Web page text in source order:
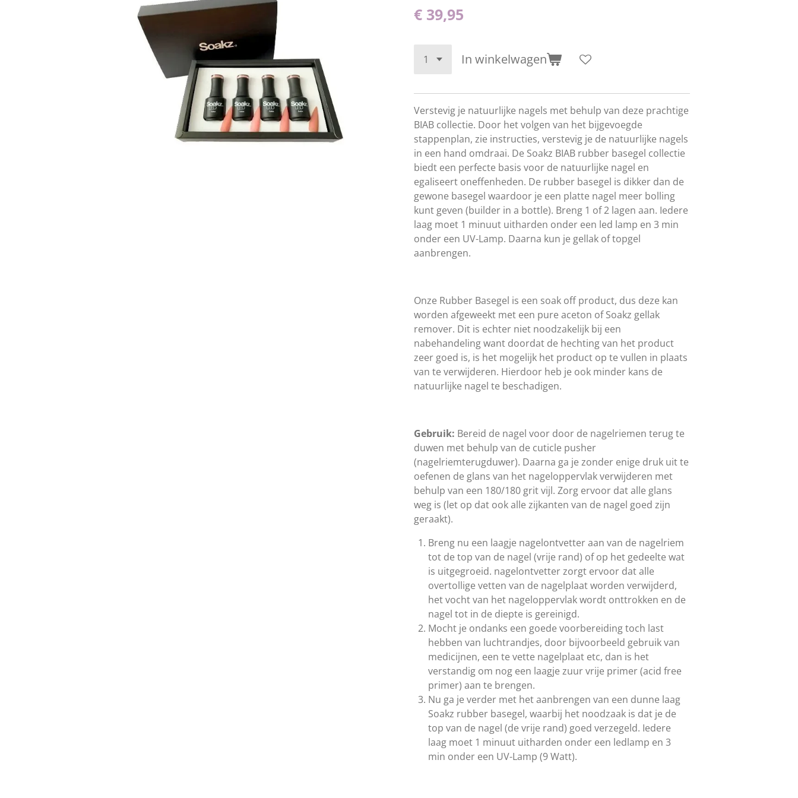
€ 39,95
In winkelwagen
Verstevig je natuurlijke nagels met behulp van deze prachtige
BIAB collectie. Door het volgen van het bijgevoegde
stappenplan, zie instructies, verstevig je de natuurlijke nagels
in een hand omdraai. De Soakz BIAB rubber basegel collectie
biedt een perfecte basis voor de natuurlijke nagel en
egaliseert oneffenheden. De rubber basegel is dikker dan de
gewone basegel waardoor je een platte nagel meer bolling
kunt geven (builder in a bottle).​ Breng 1 of 2 lagen aan. Iedere
laag moet 1 minuut uitharden onder een led lamp en 3 min
onder een UV-Lamp. Daarna kun je gellak of topgel
aanbrengen.
Onze Rubber Basegel is een soak off product, dus deze kan
worden afgeweekt met een pure aceton of Soakz gellak
remover. Dit is echter niet noodzakelijk bij een
nabehandeling want doordat de hechting van het product
zeer goed is, is het mogelijk het product op te vullen in plaats
van te verwijderen. Hierdoor heb je ook minder kans de
natuurlijke nagel te beschadigen.
Gebruik: Bereid de nagel voor door de nagelriemen terug te
duwen met behulp van de cuticle pusher
(nagelriemterugduwer). Daarna ga je zonder enige druk uit te
oefenen de glans van het nageloppervlak verwijderen met
behulp van een 180/180 grit vijl. Zorg ervoor dat alle glans
weg is (let op dat ook alle zijkanten van de nagel goed zijn
geraakt).
Breng nu een laagje nagelontvetter aan van de nagelriem
tot de top van de nagel (vrije rand) of op het gedeelte wat
is uitgegroeid. nagelontvetter zorgt ervoor dat alle
overtollige vetten van de nagelplaat worden verwijderd,
het vocht van het nageloppervlak wordt onttrokken en de
nagel tot in de diepte is gereinigd.
Mocht je ondanks een goede voorbereiding toch last
hebben van luchtrandjes, door bijvoorbeeld gebruik van
medicijnen, een te vette nagelplaat etc, dan is het
verstandig om nog een laagje zuur vrije primer (acid free
primer) aan te brengen.
Nu ga je verder met het aanbrengen van een dunne laag
Soakz rubber basegel, waarbij het noodzaak is dat je de
top van de nagel (de vrije rand) goed verzegeld. Iedere
laag moet 1 minuut uitharden onder een ledlamp en 3
min onder een UV-Lamp (9 Watt).